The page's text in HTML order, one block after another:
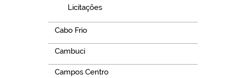
Licitações
Cabo Frio
Cambuci
Campos Centro